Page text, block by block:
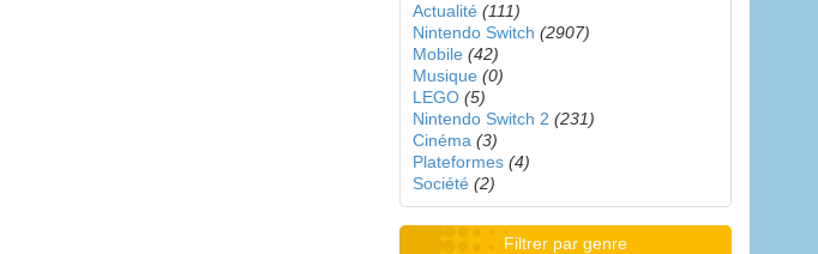
Actualité (111)
Nintendo Switch (2907)
Mobile (42)
Musique (0)
LEGO (5)
Nintendo Switch 2 (231)
Cinéma (3)
Plateformes (4)
Société (2)
Filtrer par genre